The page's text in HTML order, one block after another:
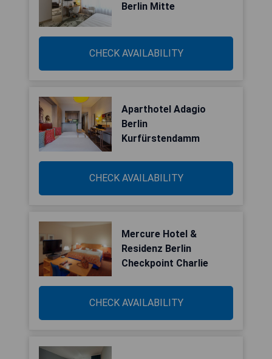
Berlin Mitte
CHECK AVAILABILITY
Aparthotel Adagio
Berlin
Kurfürstendamm
CHECK AVAILABILITY
Mercure Hotel &
Residenz Berlin
Checkpoint Charlie
CHECK AVAILABILITY